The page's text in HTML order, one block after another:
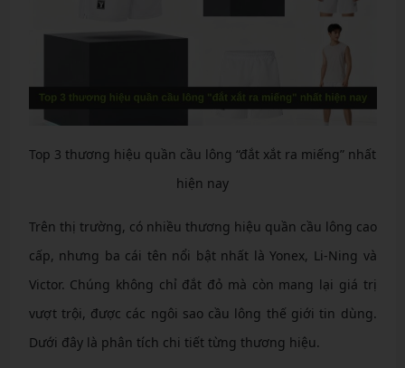
Top 3 thương hiệu quần cầu lông “đắt xắt ra miếng” nhất
hiện nay
Trên thị trường, có nhiều thương hiệu quần cầu lông cao
cấp, nhưng ba cái tên nổi bật nhất là Yonex, Li-Ning và
Victor. Chúng không chỉ đắt đỏ mà còn mang lại giá trị
vượt trội, được các ngôi sao cầu lông thế giới tin dùng.
Dưới đây là phân tích chi tiết từng thương hiệu.